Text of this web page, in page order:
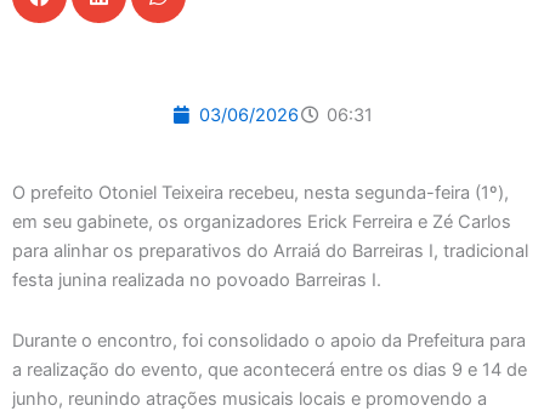
03/06/2026 06:31
O prefeito Otoniel Teixeira recebeu, nesta segunda-feira (1º),
em seu gabinete, os organizadores Erick Ferreira e Zé Carlos
para alinhar os preparativos do Arraiá do Barreiras I, tradicional
festa junina realizada no povoado Barreiras I.
Durante o encontro, foi consolidado o apoio da Prefeitura para
a realização do evento, que acontecerá entre os dias 9 e 14 de
junho, reunindo atrações musicais locais e promovendo a